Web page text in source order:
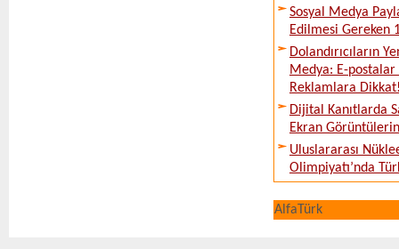
Sosyal Medya
Edilmesi Gereken
Dolandırıcıların
Medya: E-postalar
Reklamlara
Dijital Kanıtlarda
Ekran
Uluslararası
Olimpiyatı’nda
AlfaTürk